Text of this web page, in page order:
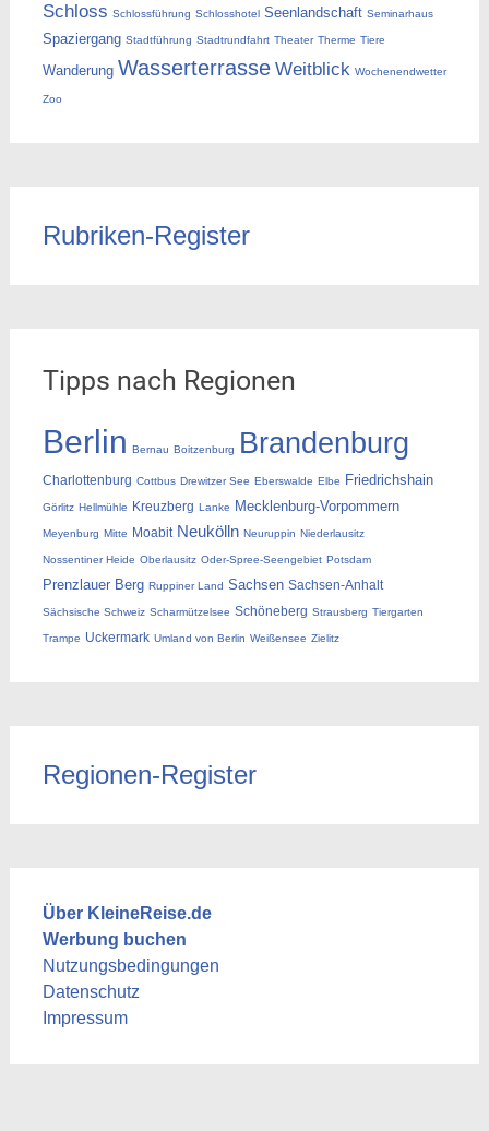
Schloss Schlossführung Schlosshotel Seenlandschaft Seminarhaus
Spaziergang Stadtführung Stadtrundfahrt Theater Therme Tiere
Wanderung Wasserterrasse Weitblick Wochenendwetter
Zoo
Rubriken-Register
Tipps nach Regionen
Berlin Bernau Boitzenburg Brandenburg
Charlottenburg Cottbus Drewitzer See Eberswalde Elbe Friedrichshain
Görlitz Hellmühle Kreuzberg Lanke Mecklenburg-Vorpommern
Meyenburg Mitte Moabit Neukölln Neuruppin Niederlausitz
Nossentiner Heide Oberlausitz Oder-Spree-Seengebiet Potsdam
Prenzlauer Berg Ruppiner Land Sachsen Sachsen-Anhalt
Sächsische Schweiz Scharmützelsee Schöneberg Strausberg Tiergarten
Trampe Uckermark Umland von Berlin Weißensee Zielitz
Regionen-Register
Über KleineReise.de
Werbung buchen
Nutzungsbedingungen
Datenschutz
Impressum